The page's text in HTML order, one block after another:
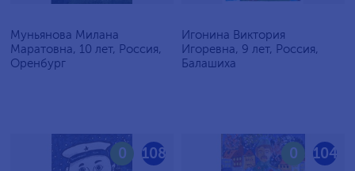
Муньянова Милана
Маратовна, 10 лет, Россия,
Оренбург
Игонина Виктория
Игоревна, 9 лет, Россия,
Балашиха
108
0 104
0